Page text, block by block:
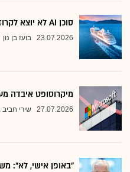
סוכן AI לא יוצא לקרוז: הבנק שמסמן את המניות שחסינות מפני המהפכה
23.07.2026 בועז בן נון
מיקרוסופט איבדה
27.07.2026 שירי חביב
"באופן אישי, לא":